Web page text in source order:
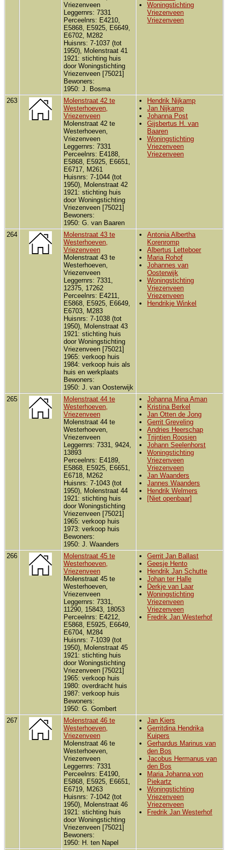
Vriezenveen
Leggernrs: 7331
Perceelnrs: E4210,
E5868, E5925, E6649,
E6702, M282
Huisnrs: 7-1037 (tot
1950), Molenstraat 41
1921: stichting huis
door Woningstichting
Vriezenveen [75021]
Bewoners:
1950: J. Bosma
Woningstichting
Vriezenveen
Vriezenveen
263
Molenstraat 42 te
Westerhoeven,
Vriezenveen
Molenstraat 42 te
Westerhoeven,
Vriezenveen
Leggernrs: 7331
Perceelnrs: E4188,
E5868, E5925, E6651,
E6717, M261
Huisnrs: 7-1044 (tot
1950), Molenstraat 42
1921: stichting huis
door Woningstichting
Vriezenveen [75021]
Bewoners:
1950: G. van Baaren
Hendrik Nijkamp
Jan Nijkamp
Johanna Post
Gijsbertus H. van
Baaren
Woningstichting
Vriezenveen
Vriezenveen
264
Molenstraat 43 te
Westerhoeven,
Vriezenveen
Molenstraat 43 te
Westerhoeven,
Vriezenveen
Leggernrs: 7331,
12375, 17262
Perceelnrs: E4211,
E5868, E5925, E6649,
E6703, M283
Huisnrs: 7-1038 (tot
1950), Molenstraat 43
1921: stichting huis
door Woningstichting
Vriezenveen [75021]
1965: verkoop huis
1984: verkoop huis als
huis en werkplaats
Bewoners:
1950: J. van Oosterwijk
Antonia Albertha
Korenromp
Albertus Letteboer
Maria Rohof
Johannes van
Oosterwijk
Woningstichting
Vriezenveen
Vriezenveen
Hendrikje Winkel
265
Molenstraat 44 te
Westerhoeven,
Vriezenveen
Molenstraat 44 te
Westerhoeven,
Vriezenveen
Leggernrs: 7331, 9424,
13893
Perceelnrs: E4189,
E5868, E5925, E6651,
E6718, M262
Huisnrs: 7-1043 (tot
1950), Molenstraat 44
1921: stichting huis
door Woningstichting
Vriezenveen [75021]
1965: verkoop huis
1973: verkoop huis
Bewoners:
1950: J. Waanders
Johanna Mina Aman
Kristina Berkel
Jan Otten de Jong
Gerrit Greveling
Andries Heerschap
Trijntien Roosien
Johann Seelenhorst
Woningstichting
Vriezenveen
Vriezenveen
Jan Waanders
Jannes Waanders
Hendrik Welmers
[Niet openbaar]
266
Molenstraat 45 te
Westerhoeven,
Vriezenveen
Molenstraat 45 te
Westerhoeven,
Vriezenveen
Leggernrs: 7331,
11290, 15843, 18053
Perceelnrs: E4212,
E5868, E5925, E6649,
E6704, M284
Huisnrs: 7-1039 (tot
1950), Molenstraat 45
1921: stichting huis
door Woningstichting
Vriezenveen [75021]
1965: verkoop huis
1980: overdracht huis
1987: verkoop huis
Bewoners:
1950: G. Gombert
Gerrit Jan Ballast
Geesje Hento
Hendrik Jan Schutte
Johan ter Halle
Derkje van Laar
Woningstichting
Vriezenveen
Vriezenveen
Fredrik Jan Westerhof
267
Molenstraat 46 te
Westerhoeven,
Vriezenveen
Molenstraat 46 te
Westerhoeven,
Vriezenveen
Leggernrs: 7331
Perceelnrs: E4190,
E5868, E5925, E6651,
E6719, M263
Huisnrs: 7-1042 (tot
1950), Molenstraat 46
1921: stichting huis
door Woningstichting
Vriezenveen [75021]
Bewoners:
1950: H. ten Napel
Jan Kiers
Gerritdina Hendrika
Kuipers
Gerhardus Marinus van
den Bos
Jacobus Hermanus van
den Bos
Maria Johanna von
Piekartz
Woningstichting
Vriezenveen
Vriezenveen
Fredrik Jan Westerhof